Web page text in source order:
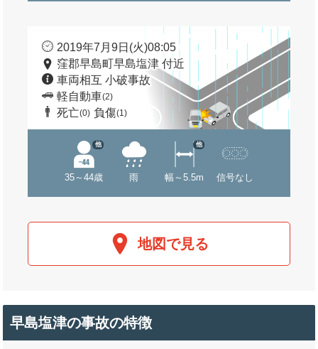
2019年7月9日(火)08:05
窪郡早島町早島塩津 付近
車両相互 小破事故
軽自動車(2)
死亡(0) 負傷(1)
35～44歳
他
雨 幅～5.5m
他
信号なし
地図で見る
早島塩津の事故の特徴